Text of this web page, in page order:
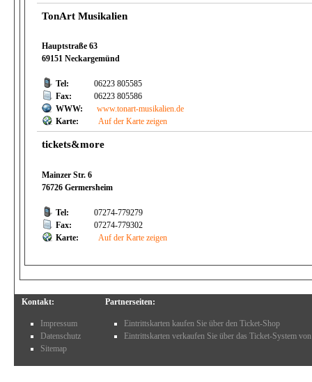
TonArt Musikalien
Hauptstraße 63
69151 Neckargemünd
Tel:
06223 805585
Fax:
06223 805586
WWW:
www.tonart-musikalien.de
Karte:
Auf der Karte zeigen
tickets&more
Mainzer Str. 6
76726 Germersheim
Tel:
07274-779279
Fax:
07274-779302
Karte:
Auf der Karte zeigen
Kontakt:
Impressum
Datenschutz
Sitemap
Partnerseiten:
Eintrittskarten kaufen Sie über den Ticket-Shop
Eintrittskarten verkaufen Sie über das Ticket-System